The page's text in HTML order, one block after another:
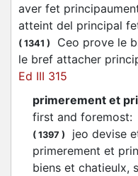
aver fet
atteint del principal
( 1341 )
Ceo prove le
le bref attacher
Ed III 315
primerement et
first and foremost:
( 1397 )
jeo devise
primerement et
biens et chatieulx,